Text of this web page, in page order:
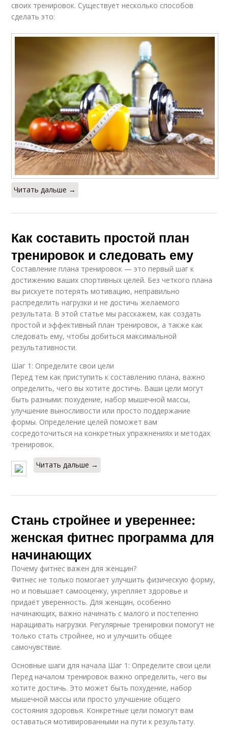
своих тренировок. Существует несколько способов
сделать это:
Читать дальше →
Как составить простой план
тренировок и следовать ему
Составление плана тренировок — это первый шаг к
достижению ваших спортивных целей. Без четкого плана
вы рискуете потерять мотивацию, неправильно
распределить нагрузки и не достичь желаемого
результата. В этой статье мы расскажем, как создать
простой и эффективный план тренировок, а также как
следовать ему, чтобы добиться максимальной
результативности.
Шаг 1: Определите свои цели
Перед тем как приступить к составлению плана, важно
определить, чего вы хотите достичь. Ваши цели могут
быть разными: похудение, набор мышечной массы,
улучшение выносливости или просто поддержание
формы. Определение целей поможет вам
сосредоточиться на конкретных упражнениях и методах
тренировок.
Читать дальше →
Стань стройнее и увереннее:
женская фитнес программа для
начинающих
Почему фитнес важен для женщин?
Фитнес не только помогает улучшить физическую форму,
но и повышает самооценку, укрепляет здоровье и
придаёт уверенность. Для женщин, особенно
начинающих, важно начинать с малого и постепенно
наращивать нагрузки. Регулярные тренировки помогут не
только стать стройнее, но и улучшить общее
самочувствие.
Основные шаги для начала Шаг 1: Определите свои цели
Перед началом тренировок важно определить, чего вы
хотите достичь. Это может быть похудение, набор
мышечной массы или просто улучшение общего
состояния здоровья. Конкретные цели помогут вам
оставаться мотивированными на пути к результату.